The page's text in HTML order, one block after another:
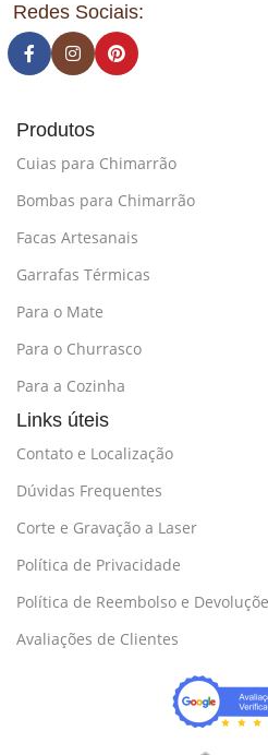
Redes Sociais:
Produtos
Cuias para Chimarrão
Bombas para Chimarrão
Facas Artesanais
Garrafas Térmicas
Para o Mate
Para o Churrasco
Para a Cozinha
Links úteis
Contato e Localização
Dúvidas Frequentes
Corte e Gravação a Laser
Política de Privacidade
Política de Reembolso e
Avaliações de Clientes